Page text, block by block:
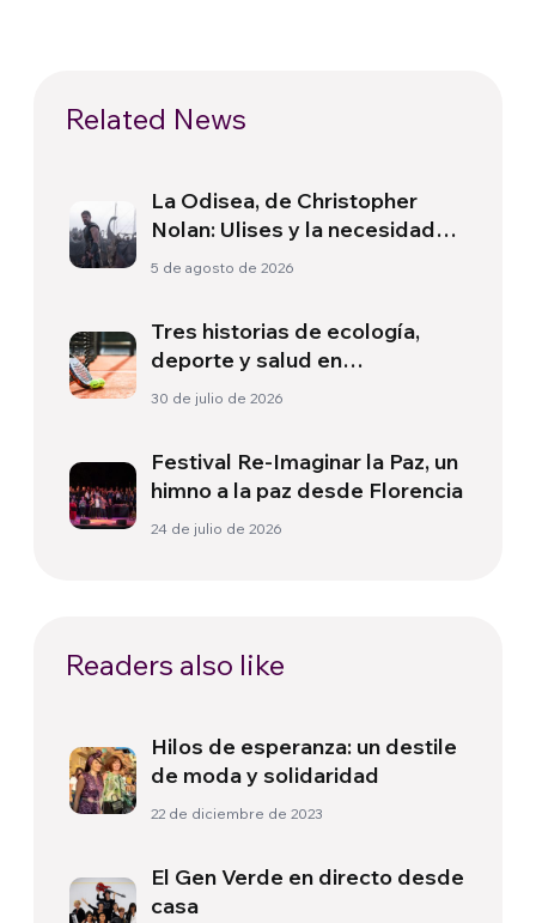
Related News
La Odisea, de Christopher
Nolan: Ulises y la necesidad
de un nuevo amanecer
5 de agosto de 2026
Tres historias de ecología,
deporte y salud en
Sudamérica
30 de julio de 2026
Festival Re-Imaginar la Paz, un
himno a la paz desde Florencia
24 de julio de 2026
Readers also like
Hilos de esperanza: un destile
de moda y solidaridad
22 de diciembre de 2023
El Gen Verde en directo desde
casa